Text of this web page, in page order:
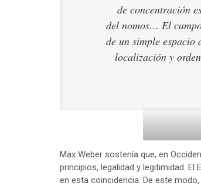
de concentración
del nomos… El
de un simple espacio
localización y
Max Weber sostenía que, en
principios, legalidad y legitimidad.
en esta coincidencia. De este